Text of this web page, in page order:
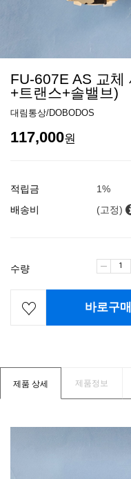
FU-607E AS 교체
+트랜스+솔밸브)
대림통상/DOBODOS
117,000원
적립금
1%
배송비
(고정)
수량
바로구매
제품 상세 제품정보